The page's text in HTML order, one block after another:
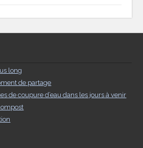
long
de partage
de coupure d’eau dans les jours à venir